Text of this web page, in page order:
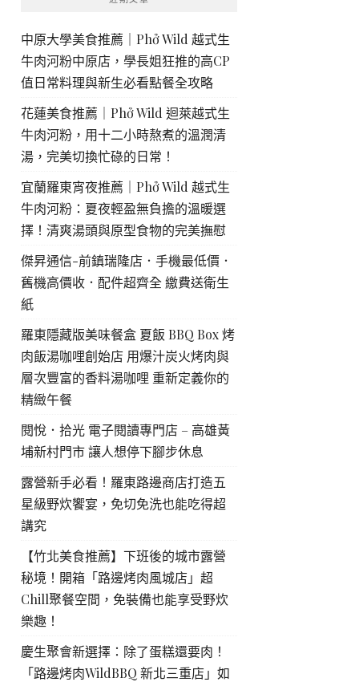
中原大學美食推薦｜Phở Wild 越式生
牛肉河粉中原店，學長姐狂推的高CP
值日常料理與新生必看點餐全攻略
花蓮美食推薦｜Phở Wild 迴萊越式生
牛肉河粉，用十二小時熬煮的溫潤清
湯，完美切換忙碌的日常！
宜蘭羅東宵夜推薦｜Phở Wild 越式生
牛肉河粉：夏夜輕盈無負擔的溫暖選
擇！清爽湯頭與原型食物的完美撫慰
傑昇通信-前鎮瑞隆店．手機最低價．
舊機高價收．配件超齊全 繳費送衛生
紙
羅東隱藏版美味餐盒 夏飯 BBQ Box 烤
肉飯湯咖哩創始店 用爆汁炭火烤肉與
層次豐富的香料湯咖哩 重新定義你的
精緻午餐
閱悅．拾光 電子閱讀專門店 – 高雄黃
埔新村門市 讓人想停下腳步休息
露營新手必看！羅東路邊商店打造五
星級野炊饗宴，免切免洗也能吃得超
講究
【竹北美食推薦】下班後的城市露營
秘境！開箱「路邊烤肉風城店」超
Chill聚餐空間，免裝備也能享受野炊
樂趣！
慶生聚會新選擇：除了蛋糕還要肉！
「路邊烤肉WildBBQ 新北三重店」如